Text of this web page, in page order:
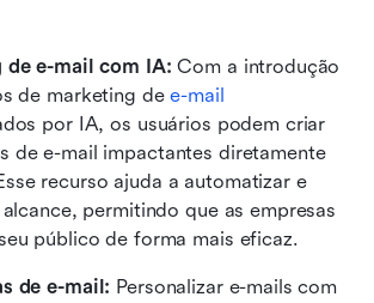
de e-mail com IA: Com a introdução
de marketing de e-mail
por IA, os usuários podem criar
de e-mail impactantes diretamente
recurso ajuda a automatizar e
permitindo que as empresas
público de forma mais eficaz.
de e-mail: Personalizar e-mails com